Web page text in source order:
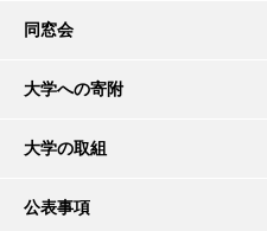
同窓会
大学への寄附
大学の取組
公表事項